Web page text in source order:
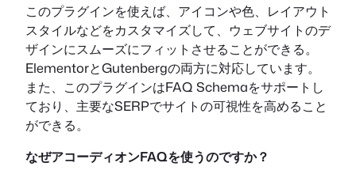
このプラグインを使えば、アイコンや色、レイアウト
スタイルなどをカスタマイズして、ウェブサイトのデ
ザインにスムーズにフィットさせることができる。
ElementorとGutenbergの両方に対応しています。
また、このプラグインはFAQ Schemaをサポートし
ており、主要なSERPでサイトの可視性を高めること
ができる。
なぜアコーディオンFAQを使うのですか？